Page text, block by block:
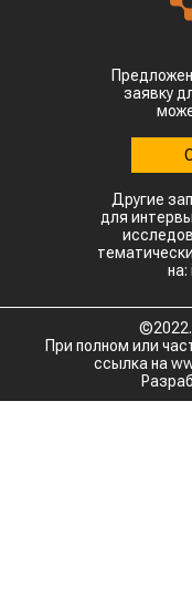
заявку
Другие
для
При полном или
ссылка на